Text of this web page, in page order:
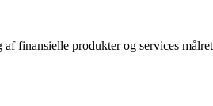
finansielle produkter og services